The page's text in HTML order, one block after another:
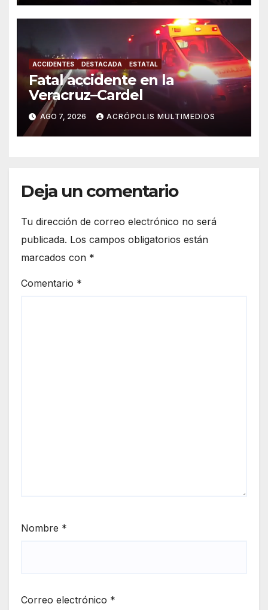
ACCIDENTES DESTACADA ESTATAL
Fatal accidente en la
Veracruz–Cardel
AGO 7, 2026 ACRÓPOLIS MULTIMEDIOS
Deja un comentario
Tu dirección de correo electrónico no será
publicada. Los campos obligatorios están
marcados con *
Comentario *
Nombre *
Correo electrónico *